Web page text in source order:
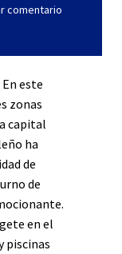
comentario
este
zonas
capital
ha
de
de
en el
piscinas